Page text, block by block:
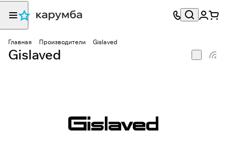
Главная Производители Gislaved
Gislaved